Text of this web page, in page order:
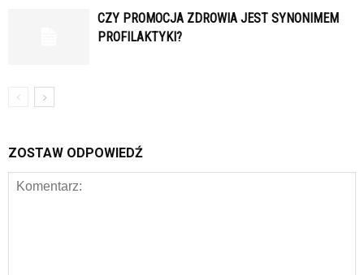
CZY PROMOCJA ZDROWIA JEST SYNONIMEM
PROFILAKTYKI?
ZOSTAW ODPOWIEDŹ